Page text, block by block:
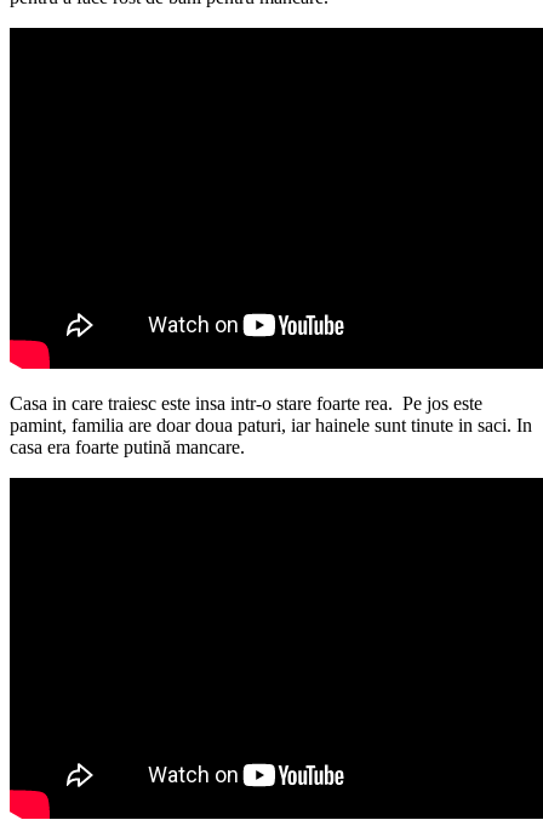
Casa in care traiesc este insa intr-o stare foarte rea. Pe jos este
pamint, familia are doar doua paturi, iar hainele sunt tinute in saci. In
casa era foarte putină mancare.